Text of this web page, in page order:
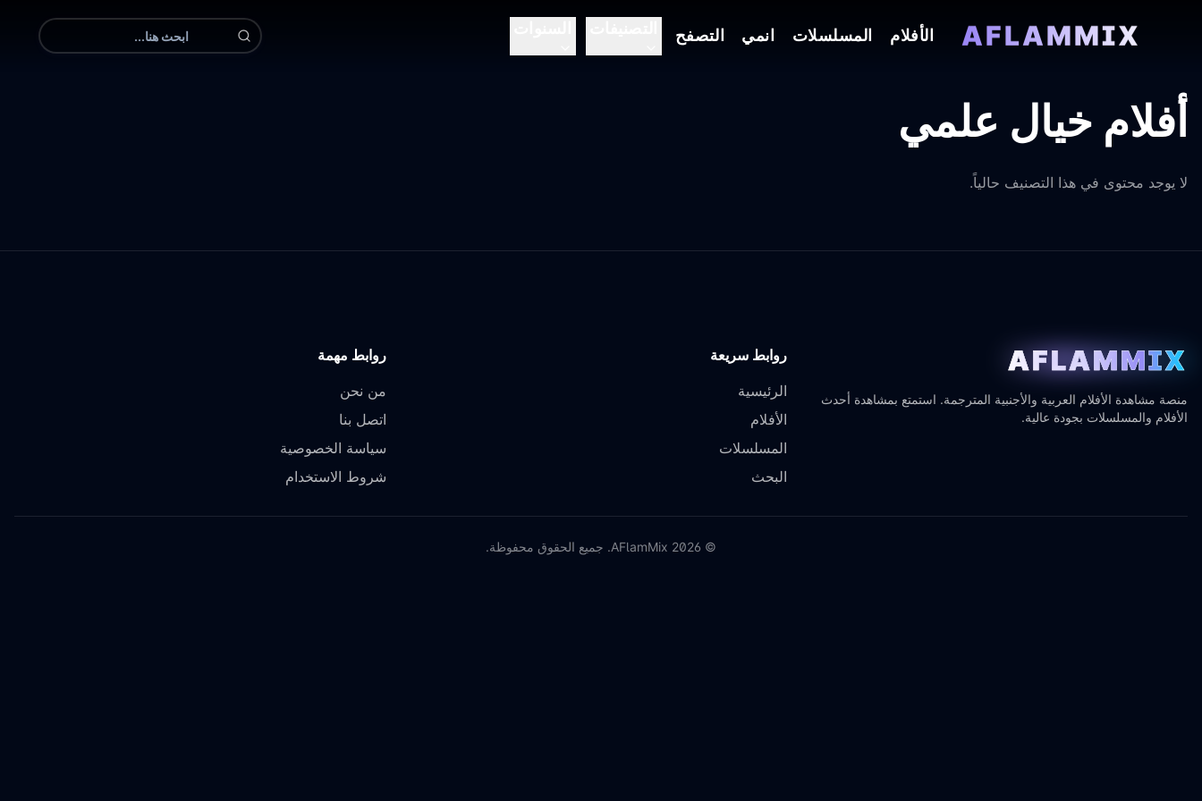
AFLAMMIX الأفلام المسلسلات انمي التصفح
أفلام خيال علمي
لا يوجد محتوى في هذا التصنيف حالياً.
AFLAMMIX
منصة مشاهدة الأفلام العربية والأجنبية المترجمة. استمتع بمشاهدة أحدث
الأفلام والمسلسلات بجودة عالية.
روابط سريعة
الرئيسية
الأفلام
المسلسلات
البحث
روابط مهمة
من نحن
اتصل بنا
سياسة الخصوصية
شروط الاستخدام
©
2026